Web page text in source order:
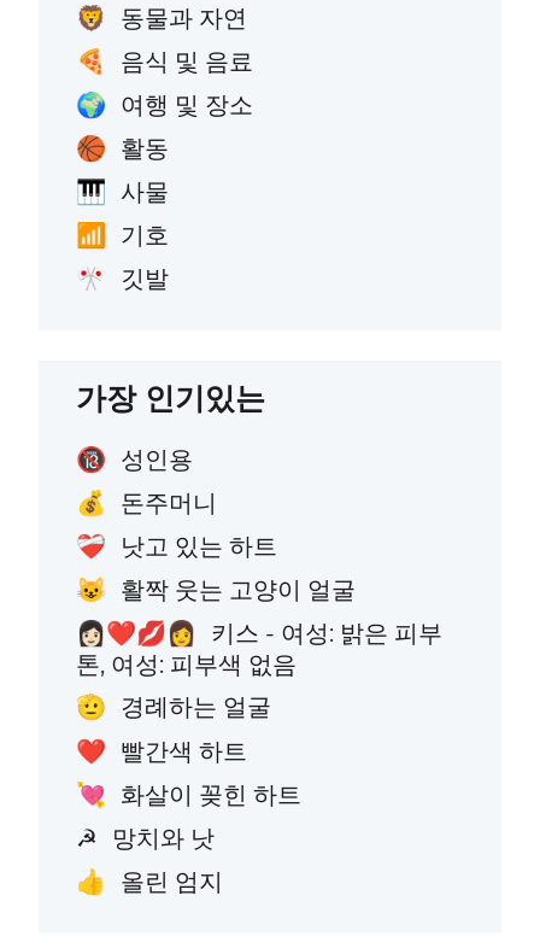
🦁 동물과 자연
🍕 음식 및 음료
🌍 여행 및 장소
🏀 활동
🎹 사물
📶 기호
🎌 깃발
가장 인기있는
🔞 성인용
💰 돈주머니
❤️‍🩹 낫고 있는 하트
😺 활짝 웃는 고양이 얼굴
👩🏻‍❤️‍💋‍👩
키스 - 여성: 밝은 피부
톤, 여성: 피부색 없음
🫡 경례하는 얼굴
❤️ 빨간색 하트
💘 화살이 꽂힌 하트
☭ 망치와 낫
👍 올린 엄지